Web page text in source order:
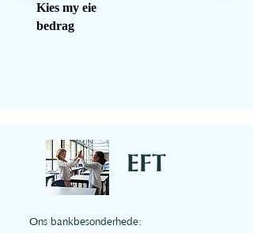
Kies my eie
bedrag
EFT
Ons bankbesonderhede: